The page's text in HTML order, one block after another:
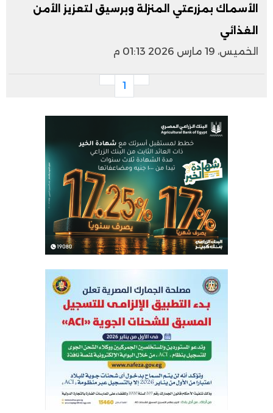
الأسماك بمزرعتي المنزلة وبرسيق لتعزيز الأمن
الغذائي
الخميس، 19 مارس 2026 01:13 م
1